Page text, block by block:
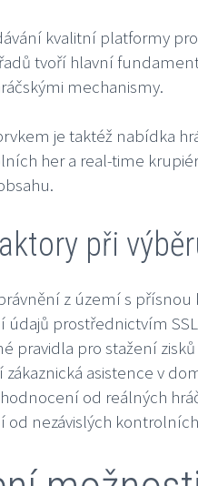
kvalitní platformy
tvoří hlavní
mechanismy.
je taktéž nabídka
her a real-time
při
z území s přísnou
údajů prostřednictvím
pravidla pro stažení zisků
zákaznická asistence v
od reálných
od nezávislých